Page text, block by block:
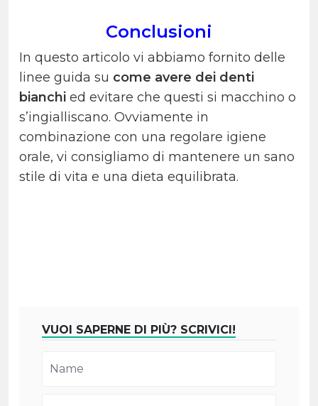
Conclusioni
In questo articolo vi abbiamo fornito delle
linee guida su come avere dei denti
bianchi ed evitare che questi si macchino o
s’ingialliscano. Ovviamente in
combinazione con una regolare igiene
orale, vi consigliamo di mantenere un sano
stile di vita e una dieta equilibrata.
VUOI SAPERNE DI PIÙ? SCRIVICI!